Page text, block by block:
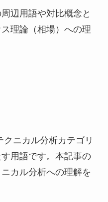
辺用語や対比概念と
理論（相場）への理
クニカル分析カテゴリ
用語です。本記事の
カル分析への理解を